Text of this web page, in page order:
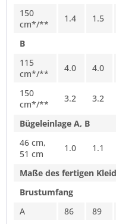
150
cm*/**
1.4 1.5
B
115
cm*/**
4.0 4.0
150
cm*/**
3.2 3.2
Bügeleinlage A, B
46 cm,
51 cm
1.0 1.1
Maße des fertigen
Brustumfang
A
86 89